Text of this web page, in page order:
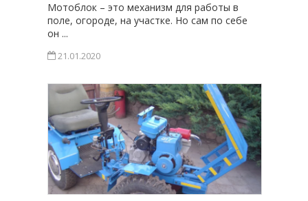
Мотоблок – это механизм для работы в
поле, огороде, на участке. Но сам по себе
он ...
21.01.2020